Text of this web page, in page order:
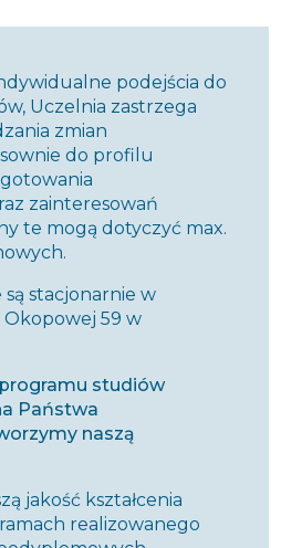
podejścia do
Uczelnia zastrzega
zmian
do profilu
zainteresowań
te mogą dotyczyć max.
stacjonarnie w
59 w
studiów
Państwa
naszą
jakość kształcenia
realizowanego